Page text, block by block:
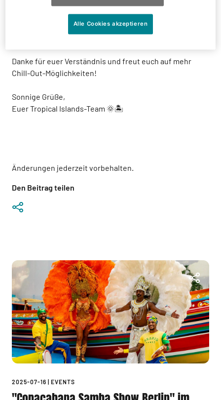
Den Beitrag teilen
Wir wissen, es ist etwas turbulent, aber die
Veränderungen werden euer Tropical Islands-Erlebnis
noch relaxter machen.
Danke für euer Verständnis und freut euch auf mehr
Chill-Out-Möglichkeiten!
Sonnige Grüße,
Euer Tropical Islands-Team 🌞🏝️
Änderungen jederzeit vorbehalten.
2025-07-16 | EVENTS
Alle Cookies akzeptieren